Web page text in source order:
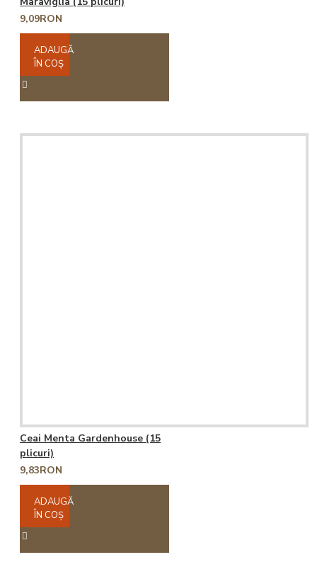
9,09RON
ADAUGĂ
ÎN COŞ
Ceai Menta Gardenhouse (15
plicuri)
9,83RON
ADAUGĂ
ÎN COŞ